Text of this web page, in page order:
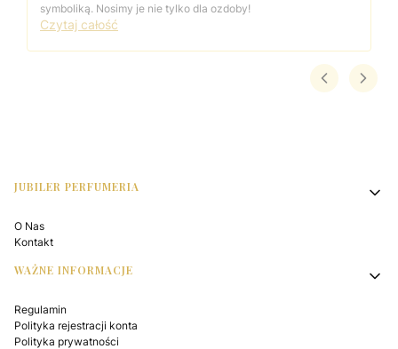
symboliką. Nosimy je nie tylko dla ozdoby!
Czytaj całość
Linki w stopce
JUBILER PERFUMERIA
O Nas
Kontakt
WAŻNE INFORMACJE
Regulamin
Polityka rejestracji konta
Polityka prywatności